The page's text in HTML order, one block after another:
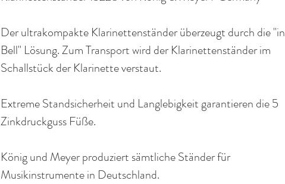
Der ultrakompakte Klarinettenständer überzeugt durch die "in
Bell" Lösung. Zum Transport wird der Klarinettenständer im
Schallstück der Klarinette verstaut.
Extreme Standsicherheit und Langlebigkeit garantieren die 5
Zinkdruckguss Füße.
König und Meyer produziert sämtliche Ständer für
Musikinstrumente in Deutschland.